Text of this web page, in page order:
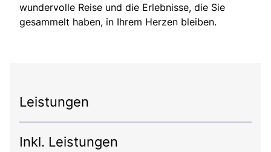
wundervolle Reise und die Erlebnisse, die Sie
gesammelt haben, in Ihrem Herzen bleiben.
Leistungen
Inkl. Leistungen